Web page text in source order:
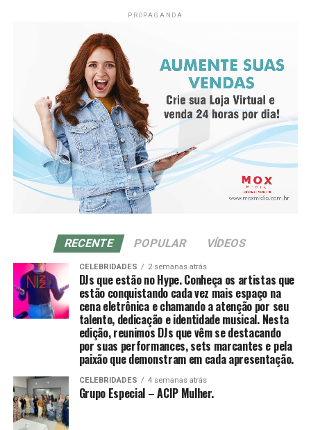
Certificadora e Credenciadora.
Sobre a Agrinvest Commodities
A Agrinvest Commodities é referência em inteligência de
mercado e gestão de risco para o agronegócio brasileiro,
conectando produtores, indústrias e o mercado
financeiro por meio de análises, consultoria e operações
em commodities agrícolas.
De-qi (Chinês: 得气; pinyin: dé qì; “chegada de qi”) se
refere a uma alegada sensação de torpor, distensão ou
formigamento elétrico no local da agulha. Se essa
sensação não ocorre, então se justifica dizendo que o
acuponto não foi localizado corretamente, ou a agulha
não foi inserida na profundidade correta, ou houve
manipulação inadequada. Se o de-qi não é
imediatamente sentido no local de inserção da agulha,
várias técnicas de manipulação costumam ser
empregadas para promovê-la, como arrancar, sacudir e
Uma vez que o de-qi é observado, técnicas podem ser
utilizadas para “influenciar” o de-qi: por exemplo,
através de certa manipulação, o de-qi pode,
supostamente, ser transferido do local da agulha para
locais mais distantes do corpo. Outras técnicas
objetivam “tonificar” (chinês: 补; pinyin: bǔ) ou “sedar”
(chinês: 泄; pinyin: xiè) o qi.
As primeiras técnicas são usadas em padrões de
deficiência, as últimas em padrões de excesso de energia.
vendedor e bem escrito. Mas não podemos esquecer de
segundo fator mais importante para o sucesso da sua
empresa no Google.
Nossa preocupação é construir uma base sólida para
humanos e para a máquina, seguindo uma semântica
ideal para indexar o seu site e trazer bons resultados
orgânicos.
CONTATO:
Site:https://moxmidia.com.br/
E-mail: moxmidia@moxmidia.com.br
Telefone/ Whatsapp:(41) 9 9735-5599
PROPAGANDA
RECENTE POPULAR VÍDEOS
CELEBRIDADES 2 semanas atrás
DJs que estão no Hype. Conheça os artistas que
estão conquistando cada vez mais espaço na
cena eletrônica e chamando a atenção por seu
talento, dedicação e identidade musical. Nesta
edição, reunimos DJs que vêm se destacando
por suas performances, sets marcantes e pela
paixão que demonstram em cada apresentação.
CELEBRIDADES 4 semanas atrás
Grupo Especial – ACIP Mulher.